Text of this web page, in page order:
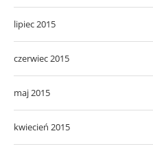
lipiec 2015
czerwiec 2015
maj 2015
kwiecień 2015